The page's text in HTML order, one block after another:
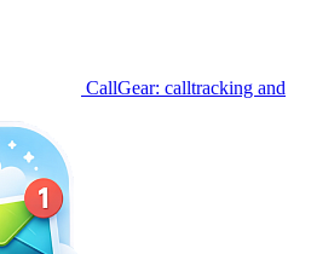
CallGear: calltracking and